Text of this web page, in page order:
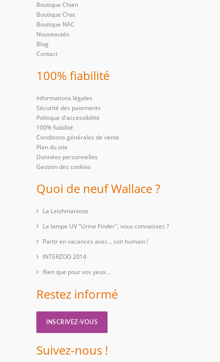
Boutique Chien
Boutique Chat
Boutique NAC
Nouveautés
Blog
Contact
100% fiabilité
Informations légales
Sécurité des paiements
Politique d'accessibilité
100% fiabilité
Conditions générales de vente
Plan du site
Données personnelles
Gestion des cookies
Quoi de neuf Wallace ?
La Leishmaniose
La lampe UV "Urine Finder", vous connaissez ?
Partir en vacances avec… son humain !
INTERZOO 2014
Rien que pour vos yeux...
Restez informé
INSCRIVEZ-VOUS
Suivez-nous !